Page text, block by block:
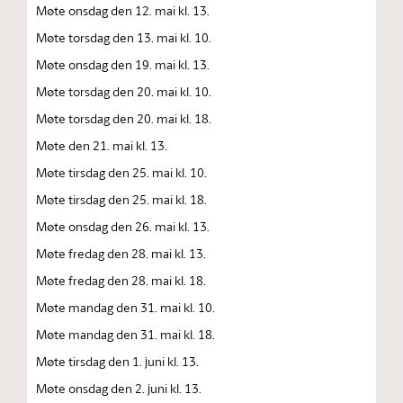
Møte onsdag den 12. mai kl. 13.
Møte torsdag den 13. mai kl. 10.
Møte onsdag den 19. mai kl. 13.
Møte torsdag den 20. mai kl. 10.
Møte torsdag den 20. mai kl. 18.
Møte den 21. mai kl. 13.
Møte tirsdag den 25. mai kl. 10.
Møte tirsdag den 25. mai kl. 18.
Møte onsdag den 26. mai kl. 13.
Møte fredag den 28. mai kl. 13.
Møte fredag den 28. mai kl. 18.
Møte mandag den 31. mai kl. 10.
Møte mandag den 31. mai kl. 18.
Møte tirsdag den 1. juni kl. 13.
Møte onsdag den 2. juni kl. 13.